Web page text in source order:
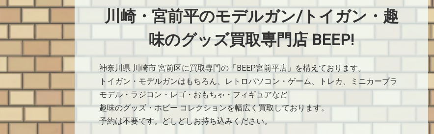
川崎・宮前平のモデルガン/トイガン・趣
味のグッズ買取専門店 BEEP!
神奈川県 川崎市 宮前区に買取専門の「BEEP宮前平店」を構えております。
トイガン・モデルガンはもちろん、レトロパソコン・ゲーム、トレカ、ミニカープラ
モデル・ラジコン・レゴ・おもちゃ・フィギュアなど
趣味のグッズ・ホビー コレクションを幅広く買取しております。
予約は不要です。どしどしお持ち込みください。